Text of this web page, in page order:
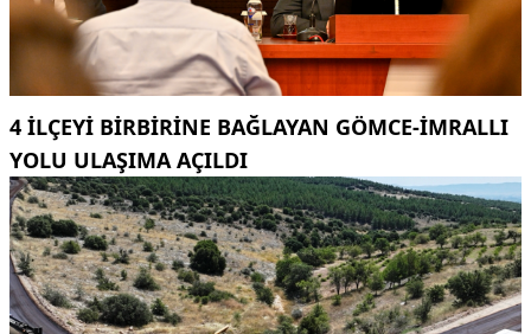
4 ILÇEYI BIRBIRINE BAĞLAYAN GÖMCE-İMRALLI
YOLU ULAŞIMA AÇILDI